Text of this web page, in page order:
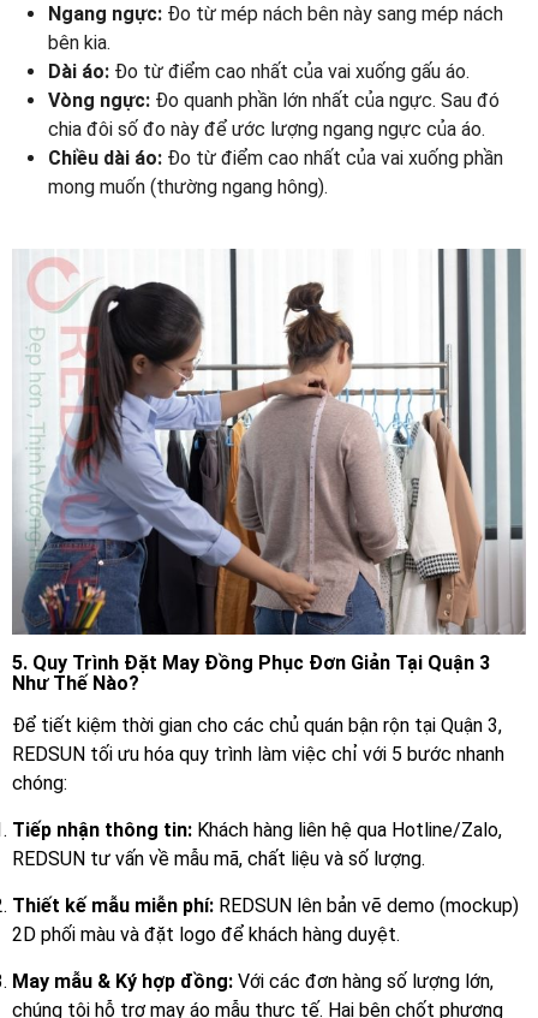
Ngang ngực: Đo từ mép nách bên này sang mép nách
bên kia.
Dài áo: Đo từ điểm cao nhất của vai xuống gấu áo.
Vòng ngực: Đo quanh phần lớn nhất của ngực. Sau đó
chia đôi số đo này để ước lượng ngang ngực của áo.
Chiều dài áo: Đo từ điểm cao nhất của vai xuống phần
mong muốn (thường ngang hông).
5. Quy Trình Đặt May Đồng Phục Đơn Giản Tại Quận 3
Như Thế Nào?
Để tiết kiệm thời gian cho các chủ quán bận rộn tại Quận 3,
REDSUN tối ưu hóa quy trình làm việc chỉ với 5 bước nhanh
chóng:
Tiếp nhận thông tin: Khách hàng liên hệ qua Hotline/Zalo,
REDSUN tư vấn về mẫu mã, chất liệu và số lượng.
Thiết kế mẫu miễn phí: REDSUN lên bản vẽ demo (mockup)
2D phối màu và đặt logo để khách hàng duyệt.
May mẫu & Ký hợp đồng: Với các đơn hàng số lượng lớn,
chúng tôi hỗ trợ may áo mẫu thực tế. Hai bên chốt phương